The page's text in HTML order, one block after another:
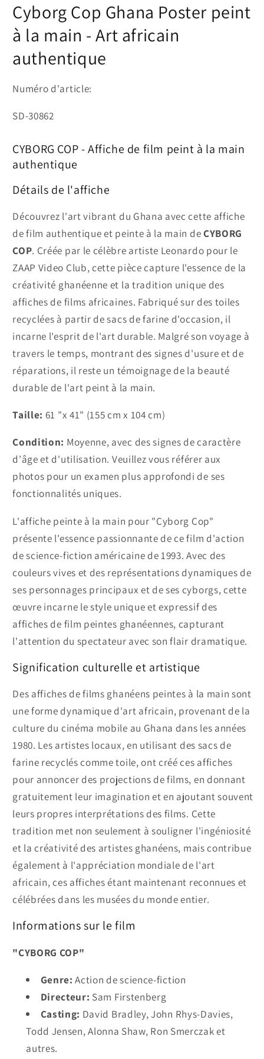
Cyborg Cop Ghana Poster peint
à la main - Art africain
authentique
Numéro d'article:
SKU:
SD-30862
CYBORG COP - Affiche de film peint à la main
authentique
Détails de l'affiche
Découvrez l'art vibrant du Ghana avec cette affiche
de film authentique et peinte à la main deCYBORG
COP. Créée par le célèbre artiste Leonardo pour le
ZAAP Video Club, cette pièce capture l'essence de la
créativité ghanéenne et la tradition unique des
affiches de films africaines. Fabriqué sur des toiles
recyclées à partir de sacs de farine d'occasion, il
incarne l'esprit de l'art durable. Malgré son voyage à
travers le temps, montrant des signes d'usure et de
réparations, il reste un témoignage de la beauté
durable de l'art peint à la main.
Taille: 61 "x 41" (155 cm x 104 cm)
Condition: Moyenne, avec des signes de caractère
d'âge et d'utilisation. Veuillez vous référer aux
photos pour un examen plus approfondi de ses
fonctionnalités uniques.
L'affiche peinte à la main pour "Cyborg Cop"
présente l'essence passionnante de ce film d'action
de science-fiction américaine de 1993. Avec des
couleurs vives et des représentations dynamiques de
ses personnages principaux et de ses cyborgs, cette
œuvre incarne le style unique et expressif des
affiches de film peintes ghanéennes, capturant
l'attention du spectateur avec son flair dramatique.
Signification culturelle et artistique
Des affiches de films ghanéens peintes à la main sont
une forme dynamique d'art africain, provenant de la
culture du cinéma mobile au Ghana dans les années
1980. Les artistes locaux, en utilisant des sacs de
farine recyclés comme toile, ont créé ces affiches
pour annoncer des projections de films, en donnant
gratuitement leur imagination et en ajoutant souvent
leurs propres interprétations des films. Cette
tradition met non seulement à souligner l'ingéniosité
et la créativité des artistes ghanéens, mais contribue
également à l'appréciation mondiale de l'art
africain, ces affiches étant maintenant reconnues et
célébrées dans les musées du monde entier.
Informations sur le film
"CYBORG COP"
Genre: Action de science-fiction
Directeur: Sam Firstenberg
Casting: David Bradley, John Rhys-Davies,
Todd Jensen, Alonna Shaw, Ron Smerczak et
autres.